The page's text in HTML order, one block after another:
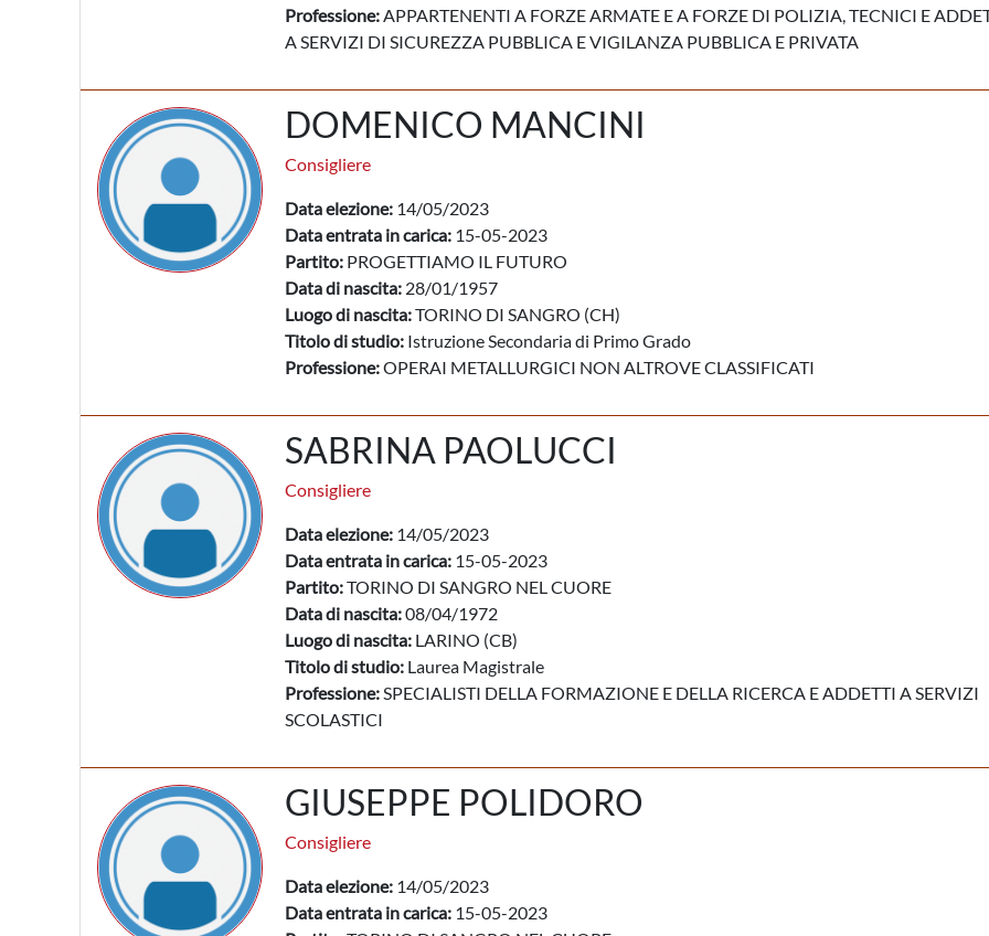
Professione:APPARTENENTI A FORZE ARMATE E A FORZE DI POLIZIA, TECNICI E
A SERVIZI DI SICUREZZA PUBBLICA E VIGILANZA PUBBLICA E PRIVATA
DOMENICO MANCINI
Consigliere
Data elezione: 14/05/2023
Data entrata in carica: 15-05-2023
Partito: PROGETTIAMO IL FUTURO
Data di nascita: 28/01/1957
Luogo di nascita:TORINO DI SANGRO (CH)
Titolo di studio: Istruzione Secondaria di Primo Grado
Professione:OPERAI METALLURGICI NON ALTROVE CLASSIFICATI
SABRINA PAOLUCCI
Consigliere
Data elezione: 14/05/2023
Data entrata in carica: 15-05-2023
Partito:TORINO DI SANGRO NEL CUORE
Data di nascita:08/04/1972
Luogo di nascita: LARINO (CB)
Titolo di studio: Laurea Magistrale
Professione:SPECIALISTI DELLA FORMAZIONE E DELLA RICERCA E ADDETTI A SERVIZI
SCOLASTICI
GIUSEPPE POLIDORO
Consigliere
Data elezione: 14/05/2023
Data entrata in carica: 15-05-2023